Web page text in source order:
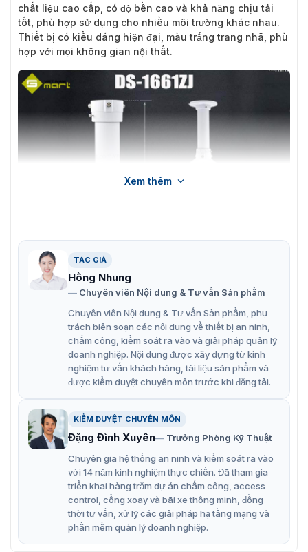
chất liệu cao cấp, có độ bền cao và khả năng chịu tải
tốt, phù hợp sử dụng cho nhiều môi trường khác nhau.
Thiết bị có kiểu dáng hiện đại, màu trắng trang nhã, phù
hợp với mọi không gian nội thất.
Giá đỡ camera Hikvision DS-1661ZJ
Giá treo camera Hikvision DS-1661ZJ
có tính năng gì?
Hikvision DS-1661ZJ là lựa chọn hoàn hảo cho những ai
đang tìm kiếm giải pháp lắp đặt camera an ninh hiệu
quả, an toàn và thẩm mỹ.
nhiều không gian nội thất.
Chất liệu kim loại chắc chắn, chống gỉ sét, chịu tải
trọng lớn, đảm bảo an toàn cho camera trong mọi
điều kiện môi trường.
Có thể điều chỉnh góc độ xoay, nghiêng linh hoạt,
giúp bạn dễ dàng hướng camera đến vị trí mong
Phù hợp với nhiều loại camera dome Hikvision và
Xem thêm
TÁC GIẢ
Hồng Nhung
Chuyên viên Nội dung & Tư vấn Sản phẩm
Chuyên viên Nội dung & Tư vấn Sản phẩm, phụ
trách biên soạn các nội dung về thiết bị an ninh,
chấm công, kiểm soát ra vào và giải pháp quản lý
doanh nghiệp. Nội dung được xây dựng từ kinh
nghiệm tư vấn khách hàng, tài liệu sản phẩm và
được kiểm duyệt chuyên môn trước khi đăng tải.
KIỂM DUYỆT CHUYÊN MÔN
Đặng Đình Xuyên
Trưởng Phòng Kỹ Thuật
Chuyên gia hệ thống an ninh và kiểm soát ra vào
với 14 năm kinh nghiệm thực chiến. Đã tham gia
triển khai hàng trăm dự án chấm công, access
control, cổng xoay và bãi xe thông minh, đồng
thời tư vấn, xử lý các giải pháp hạ tầng mạng và
phần mềm quản lý doanh nghiệp.